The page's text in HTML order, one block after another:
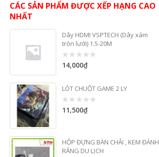
CÁC SẢN PHẨM ĐƯỢC XẾP HẠNG CAO
NHẤT
Dây HDMI VSPTECH (Dây xám
tròn lưới) 1.5-20M
0
out
14,000₫
LÓT CHUỘT GAME 2 LY
0
out
11,500₫
HỘP ĐỰNG BÀN CHẢI , KEM ĐÁNH
RĂNG DU LỊCH